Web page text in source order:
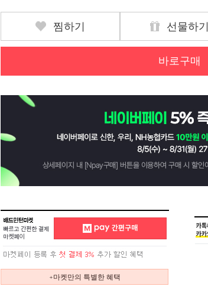
찜하기 선물하기
바로구매
+마켓만의 특별한 혜택